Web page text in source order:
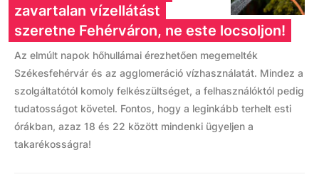
zavartalan vízellátást
szeretne Fehérváron, ne este locsoljon!
Az elmúlt napok hőhullámai érezhetően megemelték
Székesfehérvár és az agglomeráció vízhasználatát. Mindez a
szolgáltatótól komoly felkészültséget, a felhasználóktól pedig
tudatosságot követel. Fontos, hogy a leginkább terhelt esti
órákban, azaz 18 és 22 között mindenki ügyeljen a
takarékosságra!